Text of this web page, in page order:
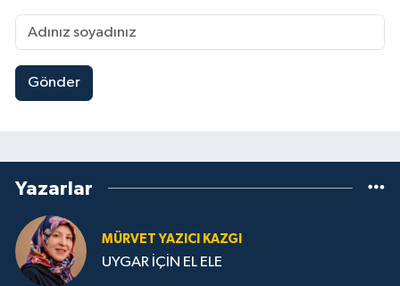
Gönder
Yazarlar
MÜRVET YAZICI KAZGI
UYGAR İÇİN EL ELE